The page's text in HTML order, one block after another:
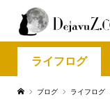
ライフログ
ブログ ライフログ